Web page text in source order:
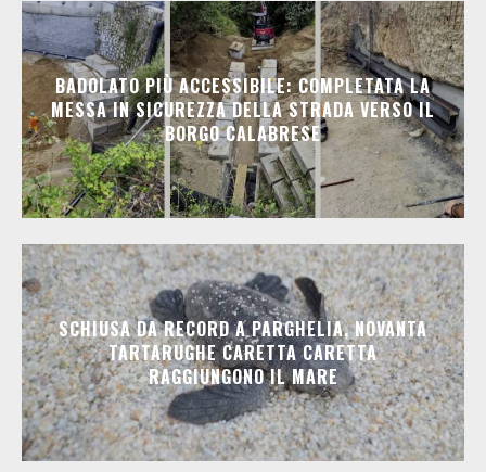
BADOLATO PIÙ ACCESSIBILE: COMPLETATA LA
MESSA IN SICUREZZA DELLA STRADA VERSO IL
BORGO CALABRESE
SCHIUSA DA RECORD A PARGHELIA, NOVANTA
TARTARUGHE CARETTA CARETTA
RAGGIUNGONO IL MARE